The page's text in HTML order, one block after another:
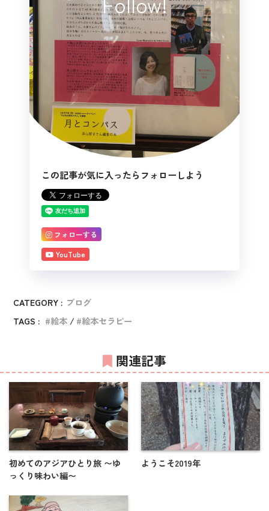
この記事が気に入ったらフォローしよう
フォローする
YouTube
CATEGORY : ブログ
TAGS :
絵本 絵本セラピー
関連記事
初めてのアジアひとり旅 〜ゆ
っくり味わい編〜
ようこそ2019年